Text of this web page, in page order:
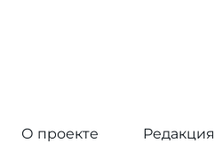
О проекте
Редакция